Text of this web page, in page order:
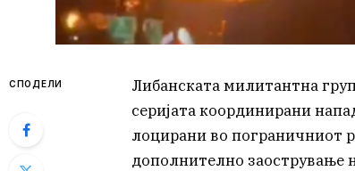
СПОДЕЛИ
Либанската милитантна
серијата координирани
лоцирани во пограничниот
дополнително заострување